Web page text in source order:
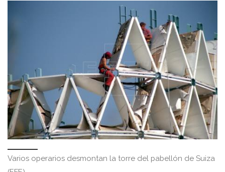
Varios operarios desmontan la torre del pabellón de Suiza